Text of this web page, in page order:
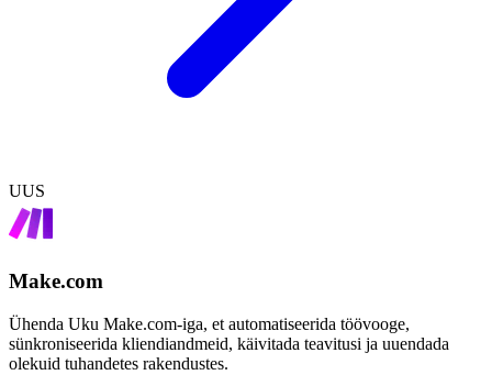
UUS
Make.com
Ühenda Uku Make.com-iga, et automatiseerida töövooge,
sünkroniseerida kliendiandmeid, käivitada teavitusi ja uuendada
olekuid tuhandetes rakendustes.